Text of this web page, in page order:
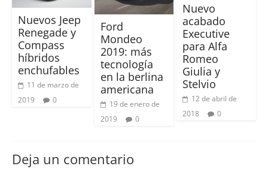
Nuevos Jeep
Renegade y
Compass
híbridos
enchufables
11 de marzo de
2019
0
Ford
Mondeo
2019: más
tecnología
en la berlina
americana
19 de enero de
2019
0
Nuevo
acabado
Executive
para Alfa
Romeo
Giulia y
Stelvio
12 de abril de
2018
0
Deja un comentario